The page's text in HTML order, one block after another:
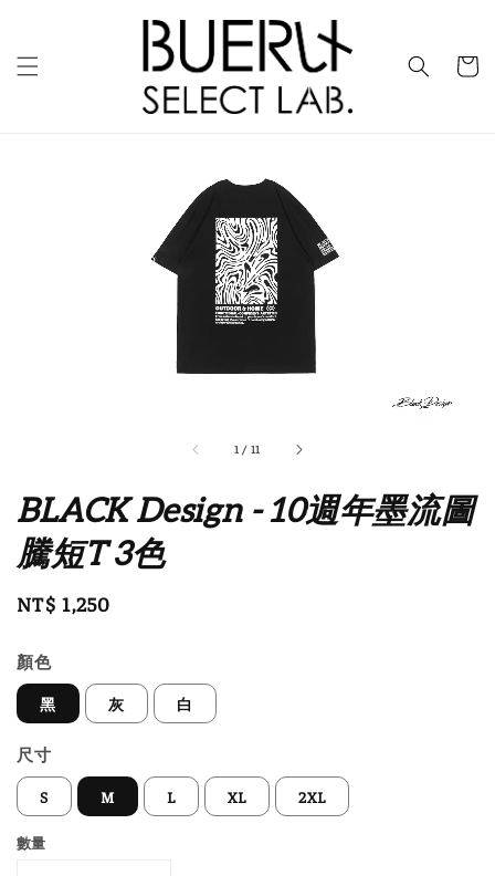
1 / 11
BLACK Design - 10週年墨流圖
騰短T 3色
Regular
NT$ 1,250
顏色
黑 灰 白
尺寸
S M L XL 2XL
數量